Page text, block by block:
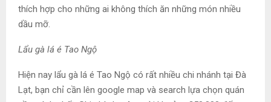
thích hợp cho những ai không thích ăn những món nhiều
dầu mỡ.
Lẩu gà lá é Tao Ngộ
Hiện nay lẩu gà lá é Tao Ngộ có rất nhiều chi nhánh tại Đà
Lạt, bạn chỉ cần lên google map và search lựa chọn quán